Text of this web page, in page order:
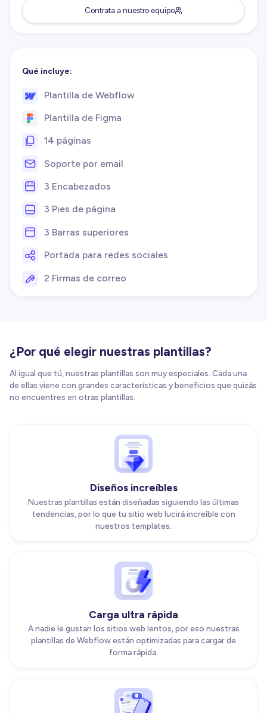
Contrata a nuestro equipo
Qué incluye:
Plantilla de Webflow
Plantilla de Figma
14 páginas
Soporte por email
3 Encabezados
3 Pies de página
3 Barras superiores
Portada para redes sociales
2 Firmas de correo
¿Por qué elegir nuestras plantillas?
Al igual que tú, nuestras plantillas son muy especiales. Cada una
de ellas viene con grandes características y beneficios que quizás
no encuentres en otras plantillas.
Diseños increíbles
Nuestras plantillas están diseñadas siguiendo las últimas
tendencias, por lo que tu sitio web lucirá increíble con
nuestros templates.
Carga ultra rápida
A nadie le gustan los sitios web lentos, por eso nuestras
plantillas de Webflow están optimizadas para cargar de
forma rápida.